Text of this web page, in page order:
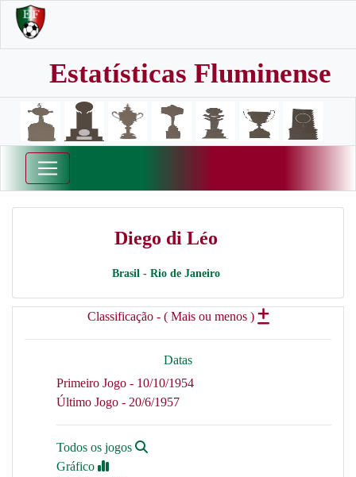
Estatísticas Fluminense
Diego di Léo
Brasil - Rio de Janeiro
Classificação - ( Mais ou menos )
Datas
Primeiro Jogo - 10/10/1954
Último Jogo - 20/6/1957
Todos os jogos
Gráfico